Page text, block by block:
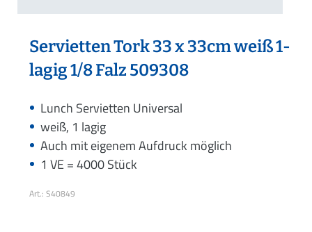
Servietten Tork 33 x 33cm weiß 1-
lagig 1/8 Falz 509308
Lunch Servietten Universal
weiß, 1 lagig
Auch mit eigenem Aufdruck möglich
1 VE = 4000 Stück
Art.: S40849